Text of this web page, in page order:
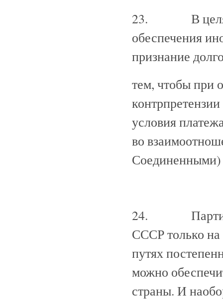
23. В целях
обеспечения
признание
тем, чтобы при
условия
во
24. Партия
СССР только на
путях
можно
страны. И